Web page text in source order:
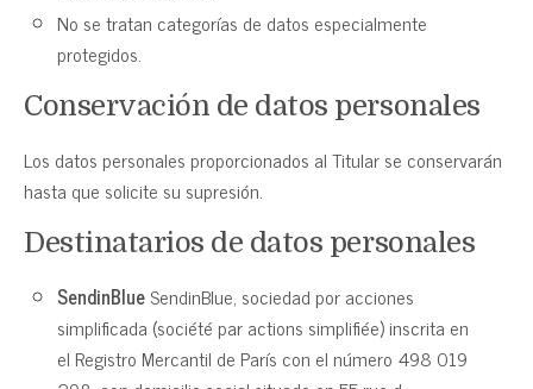
No se tratan categorías de datos especialmente
protegidos.
Conservación de datos personales
Los datos personales proporcionados al Titular se conservarán
hasta que solicite su supresión.
Destinatarios de datos personales
SendinBlueSendinBlue, sociedad por acciones
simplificada (société par actions simplifiée) inscrita en
el Registro Mercantil de París con el número 498 019